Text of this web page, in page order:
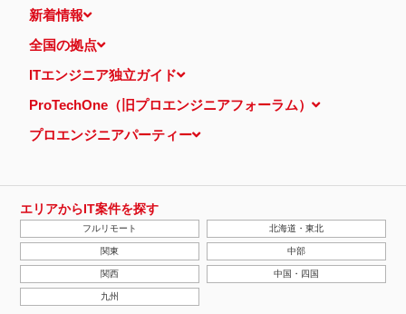
ル泉岳寺前
本人が容易に認識できない方法による個人情報の取得
当ウェブサイトでは、広告配信事業者が提供するプログラムを利用
し、特定のサイトにおいて行動ターゲティング広告（サイト閲覧情
報などをもとにユーザーの興味・関心にあわせて広告を配信する広
告手法）を行っております。 その際、ユーザーのサイト訪問履歴
情報を採取するためCookieを使用しています（ただし、個人を特
定・識別できるような情報は一切含まれておりません）。
正、その他個人情報の安全管理のために必要かつ適切な措置を講じ
ます。
当社の個人情報の取扱いに関する苦情、相談等の問合せ先
株式会社ＰＥ－ＢＡＮＫ 個人情報相談窓口
FAX：03-3446-4180
Email：privacy@mcea.co.jp
【2019年10月7日 改訂】
新着情報
全国の拠点
ITエンジニア独立ガイド
ProTechOne（旧プロエンジニアフォーラム）
プロエンジニアパーティー
エリアからIT案件を探す
フルリモート 北海道・東北
関東 中部
関西 中国・四国
九州